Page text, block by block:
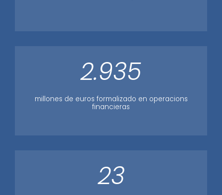
2.935
millones de euros formalizado en operacions
financieras
23